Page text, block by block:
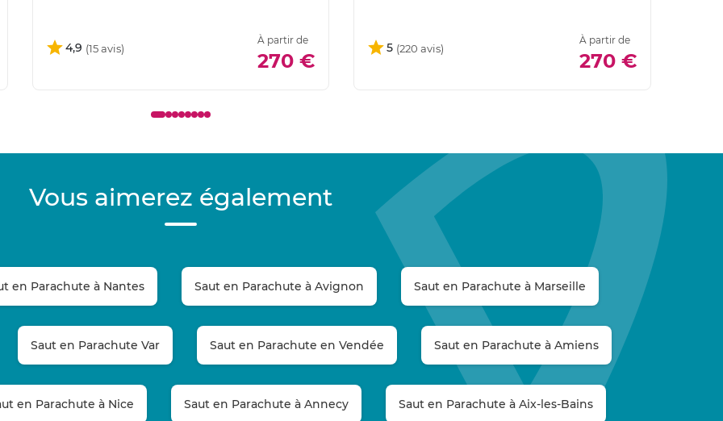
4,9
À partir de
270 €
5
À partir de
270 €
Vous aimerez également
en Parachute à Nantes Saut en Parachute à Avignon Saut en Parachute à Marseille
Saut en Parachute Var Saut en Parachute en Vendée Saut en Parachute à Amiens
en Parachute à Nice Saut en Parachute à Annecy Saut en Parachute à Aix-les-Bains